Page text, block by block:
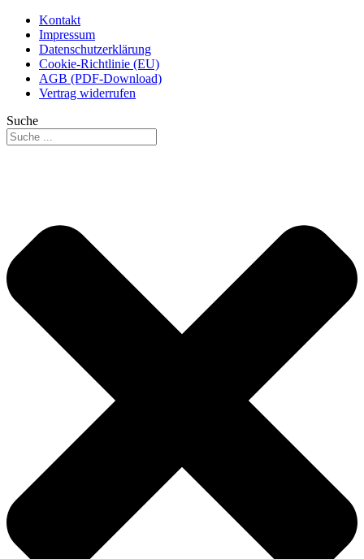
Kontakt
Impressum
Datenschutzerklärung
Cookie-Richtlinie (EU)
AGB (PDF-Download)
Vertrag widerrufen
Suche